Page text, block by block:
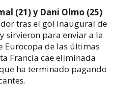
(21) y Dani Olmo (25)
tras el gol inaugural de
sirvieron para enviar a la
Eurocopa de las últimas
Francia cae eliminada
ha terminado pagando